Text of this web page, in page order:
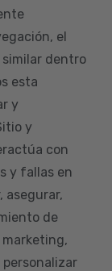
el
dentro
esta
y
y
con
y fallas en
asegurar,
de